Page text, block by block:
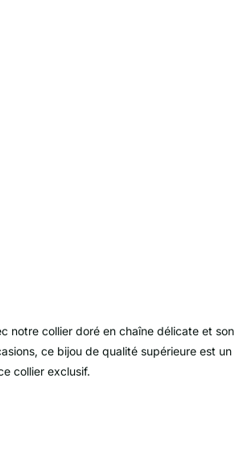
notre collier doré en chaîne délicate et son
ce bijou de qualité supérieure est un
collier exclusif.